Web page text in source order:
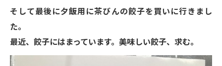
そして最後に夕飯用に茶びんの餃子を買いに行きまし
た。
最近、餃子にはまっています。美味しい餃子、求む。